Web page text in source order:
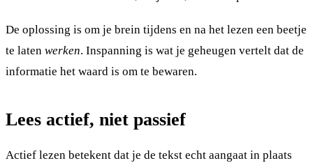
De oplossing is om je brein tijdens en na het lezen een beetje
te laten werken. Inspanning is wat je geheugen vertelt dat de
informatie het waard is om te bewaren.
Lees actief, niet passief
Actief lezen betekent dat je de tekst echt aangaat in plaats